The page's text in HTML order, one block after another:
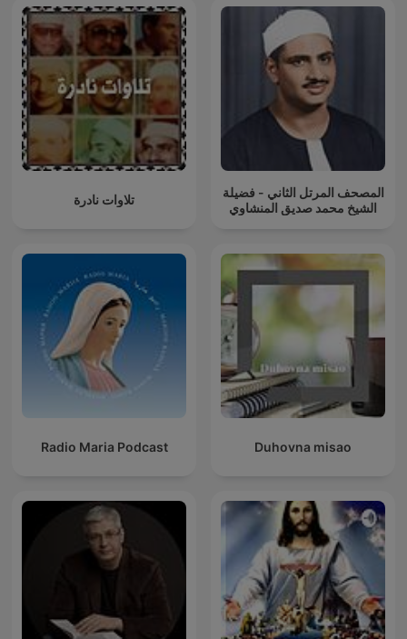
تلاوات نادرة
المصحف المرتل الثاني - فضيلة
الشيخ محمد صديق المنشاوي
Radio Maria Podcast Duhovna misao